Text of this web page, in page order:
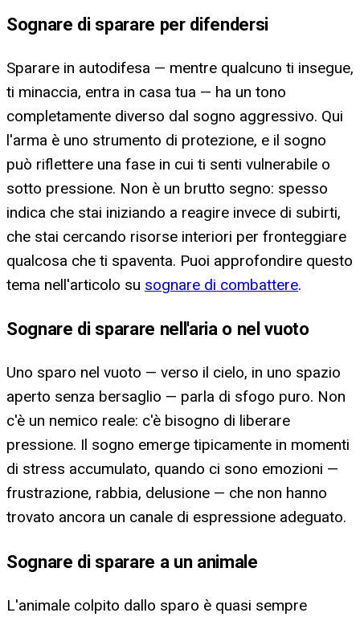
Sognare di sparare per difendersi
Sparare in autodifesa — mentre qualcuno ti insegue,
ti minaccia, entra in casa tua — ha un tono
completamente diverso dal sogno aggressivo. Qui
l'arma è uno strumento di protezione, e il sogno
può riflettere una fase in cui ti senti vulnerabile o
sotto pressione. Non è un brutto segno: spesso
indica che stai iniziando a reagire invece di subirti,
che stai cercando risorse interiori per fronteggiare
qualcosa che ti spaventa. Puoi approfondire questo
tema nell'articolo su sognare di combattere.
Sognare di sparare nell'aria o nel vuoto
Uno sparo nel vuoto — verso il cielo, in uno spazio
aperto senza bersaglio — parla di sfogo puro. Non
c'è un nemico reale: c'è bisogno di liberare
pressione. Il sogno emerge tipicamente in momenti
di stress accumulato, quando ci sono emozioni —
frustrazione, rabbia, delusione — che non hanno
trovato ancora un canale di espressione adeguato.
Sognare di sparare a un animale
L'animale colpito dallo sparo è quasi sempre